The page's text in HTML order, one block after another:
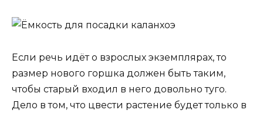
Если речь идёт о взрослых экземплярах, то
размер нового горшка должен быть таким,
чтобы старый входил в него довольно туго.
Дело в том, что цвести растение будет только в